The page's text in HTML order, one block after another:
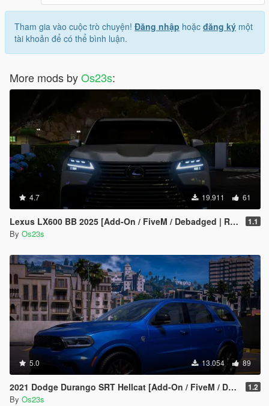
Tham gia vào cuộc trò chuyện! Đăng nhập hoặc đăng ký một
tài khoản để có thể bình luận.
More mods byOs23s:
4.7 19.911 61
Lexus LX600 BB 2025 [Add-On / FiveM / Debadged | Roof Animation] 1.1
By Os23s
5.0 13.054 89
2021 Dodge Durango SRT Hellcat [Add-On / FiveM / Debadged] 1.2
By Os23s